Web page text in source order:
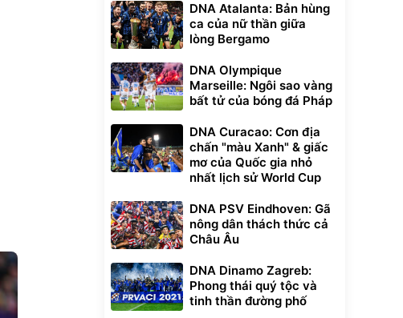
DNA Atalanta: Bản hùng
ca của nữ thần giữa
lòng Bergamo
DNA Olympique
Marseille: Ngôi sao vàng
bất tử của bóng đá Pháp
DNA Curacao: Cơn địa
chấn "màu Xanh" & giấc
mơ của Quốc gia nhỏ
nhất lịch sử World Cup
DNA PSV Eindhoven: Gã
nông dân thách thức cả
Châu Âu
DNA Dinamo Zagreb:
Phong thái quý tộc và
tinh thần đường phố